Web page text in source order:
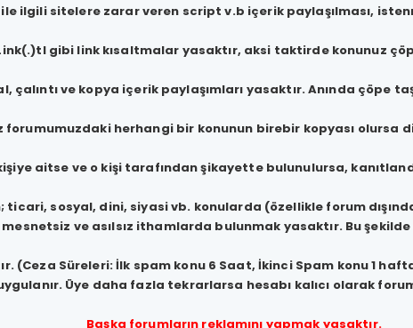
ile ilgili sitelere zarar veren script v.b içerik paylaşılması,
gibi link kısaltmalar yasaktır, aksi taktirde konunuz
çalıntı ve kopya içerik paylaşımları yasaktır. Anında çöpe
forumumuzdaki herhangi bir konunun birebir kopyası olursa
aitse ve o kişi tarafından şikayette bulunulursa,
ticari, sosyal, dini, siyasi vb. konularda (özellikle forum
ve asılsız ithamlarda bulunmak yasaktır. Bu şekilde
(Ceza Süreleri: İlk spam konu 6 Saat, İkinci Spam konu 1
Üye daha fazla tekrarlarsa hesabı kalıcı olarak
Başka forumların reklamını yapmak yasaktır.